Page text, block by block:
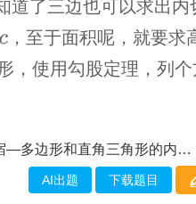
道了三边也可以求出内
，至于面积呢，就要求
，使用勾股定理，列
边形和直角三角形的内切圆
AI出题 下载题目